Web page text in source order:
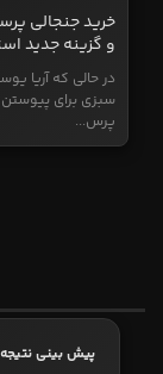
خرید جنجالی
و گزینه جدید
در حالی که آریا
سبزی برای پیوستن
پرس...
پیش بینی